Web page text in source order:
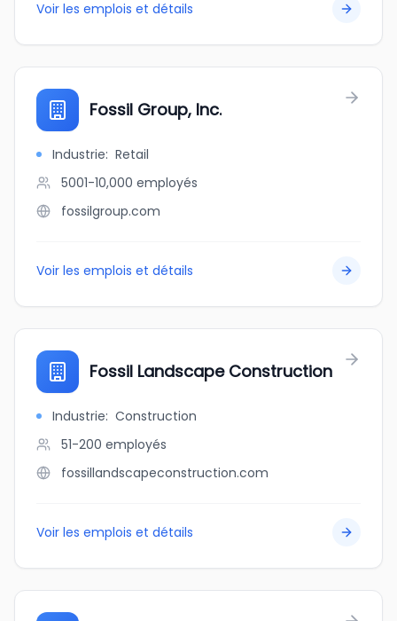
Voir les emplois et détails
Fossil Group, Inc.
Industrie: Retail
5001-10,000 employés
fossilgroup.com
Voir les emplois et détails
Fossil Landscape Construction
Industrie: Construction
51-200 employés
fossillandscapeconstruction.com
Voir les emplois et détails